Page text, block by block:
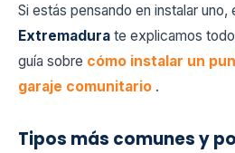
Si estás pensando en instalar uno,
Extremadura te explicamos
guía sobre cómo instalar un
garaje comunitario .
Tipos más comunes y